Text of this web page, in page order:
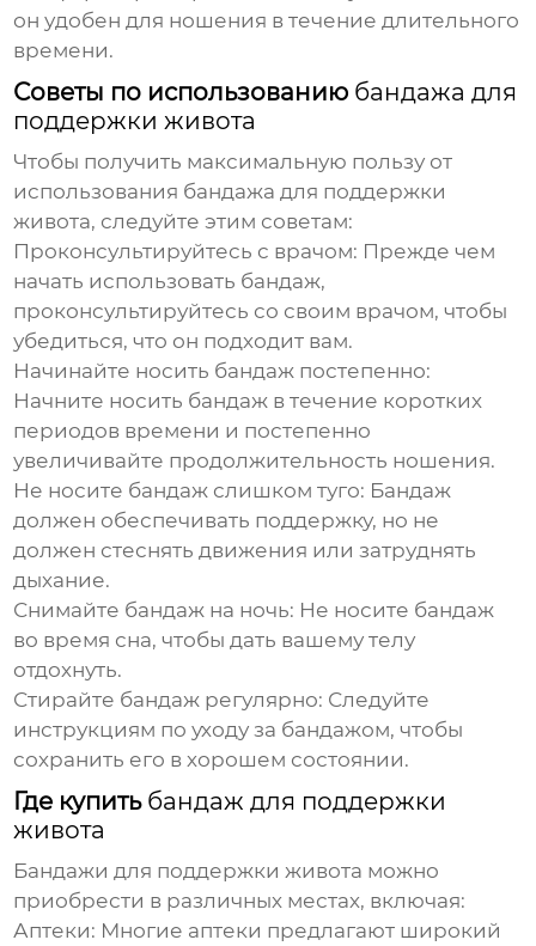
он удобен для ношения в течение длительного
времени.
Советы по использованию бандажа для
поддержки живота
Чтобы получить максимальную пользу от
использования бандажа для поддержки
живота, следуйте этим советам:
Проконсультируйтесь с врачом: Прежде чем
начать использовать бандаж,
проконсультируйтесь со своим врачом, чтобы
убедиться, что он подходит вам.
Начинайте носить бандаж постепенно:
Начните носить бандаж в течение коротких
периодов времени и постепенно
увеличивайте продолжительность ношения.
Не носите бандаж слишком туго: Бандаж
должен обеспечивать поддержку, но не
должен стеснять движения или затруднять
дыхание.
Снимайте бандаж на ночь: Не носите бандаж
во время сна, чтобы дать вашему телу
отдохнуть.
Стирайте бандаж регулярно: Следуйте
инструкциям по уходу за бандажом, чтобы
сохранить его в хорошем состоянии.
Где купить бандаж для поддержки
живота
Бандажи для поддержки живота можно
приобрести в различных местах, включая:
Аптеки: Многие аптеки предлагают широкий